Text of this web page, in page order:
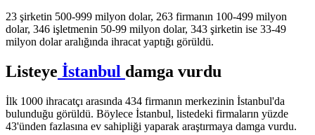
23 şirketin 500-999 milyon dolar, 263 firmanın 100-499 milyon
dolar, 346 işletmenin 50-99 milyon dolar, 343 şirketin ise 33-49
milyon dolar aralığında ihracat yaptığı görüldü.
Listeye İstanbul damga vurdu
İlk 1000 ihracatçı arasında 434 firmanın merkezinin İstanbul'da
bulunduğu görüldü. Böylece İstanbul, listedeki firmaların yüzde
43'ünden fazlasına ev sahipliği yaparak araştırmaya damga vurdu.